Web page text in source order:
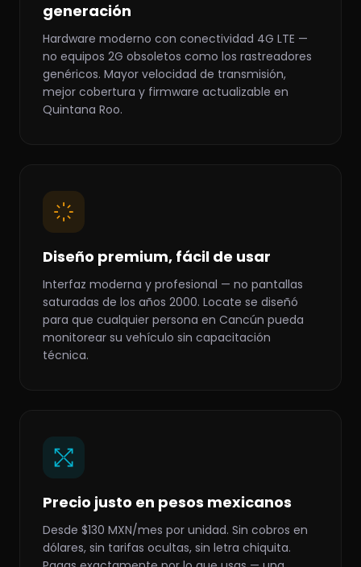
generación
Hardware moderno con conectividad 4G LTE —
no equipos 2G obsoletos como los rastreadores
genéricos. Mayor velocidad de transmisión,
mejor cobertura y firmware actualizable en
Quintana Roo.
Diseño premium, fácil de usar
Interfaz moderna y profesional — no pantallas
saturadas de los años 2000. Locate se diseñó
para que cualquier persona en Cancún pueda
monitorear su vehículo sin capacitación
técnica.
Precio justo en pesos mexicanos
Desde $130 MXN/mes por unidad. Sin cobros en
dólares, sin tarifas ocultas, sin letra chiquita.